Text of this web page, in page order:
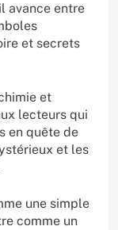
avance entre
et secrets
et
lecteurs qui
en quête de
et les
une simple
comme un